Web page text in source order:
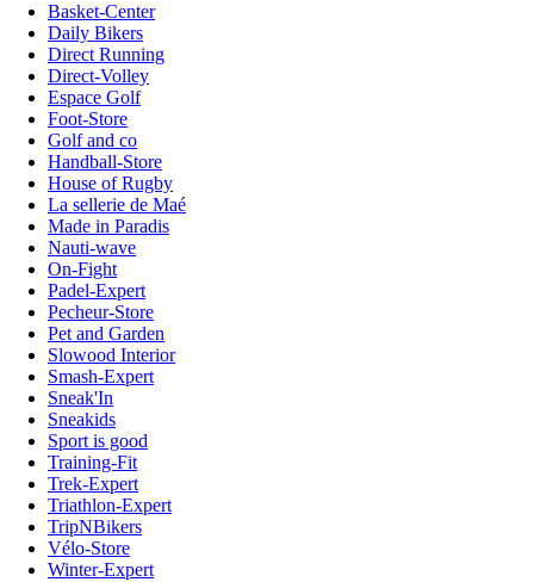
Basket-Center
Daily Bikers
Direct Running
Direct-Volley
Espace Golf
Foot-Store
Golf and co
Handball-Store
House of Rugby
La sellerie de Maé
Made in Paradis
Nauti-wave
On-Fight
Padel-Expert
Pecheur-Store
Pet and Garden
Slowood Interior
Smash-Expert
Sneak'In
Sneakids
Sport is good
Training-Fit
Trek-Expert
Triathlon-Expert
TripNBikers
Vélo-Store
Winter-Expert